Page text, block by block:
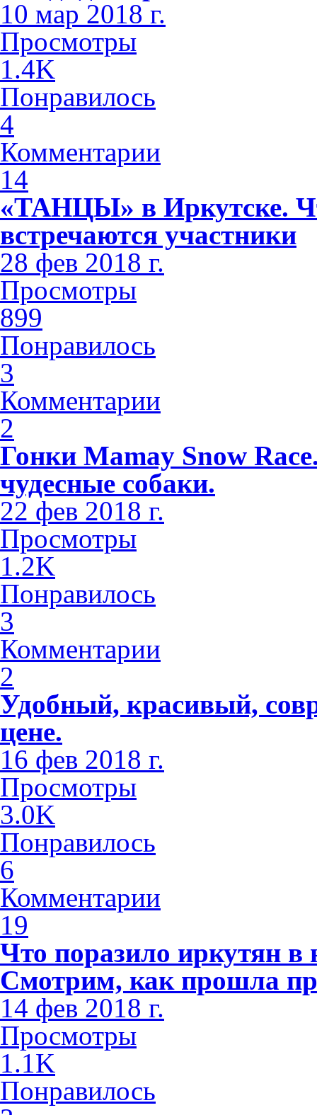
10 мар 2018 г.
Просмотры
1.4K
Понравилось
4
Комментарии
14
«ТАНЦЫ» в Иркутске.
встречаются участники
28 фев 2018 г.
Просмотры
899
Понравилось
3
Комментарии
2
Гонки Mamay Snow
чудесные собаки.
22 фев 2018 г.
Просмотры
1.2K
Понравилось
3
Комментарии
2
Удобный, красивый,
цене.
16 фев 2018 г.
Просмотры
3.0K
Понравилось
6
Комментарии
19
Что поразило иркутян
Смотрим, как прошла
14 фев 2018 г.
Просмотры
1.1K
Понравилось